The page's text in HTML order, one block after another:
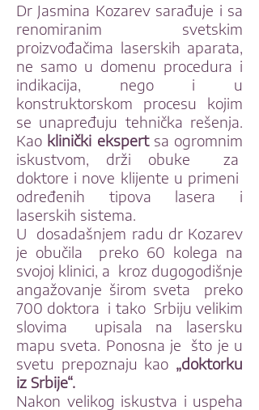
Dr Jasmina Kozarev sarađuje i sa
renomiranim svetskim
proizvođačima laserskih aparata,
ne samo u domenu procedura i
indikacija, nego i u
konstruktorskom procesu kojim
se unapređuju tehnička rešenja.
Kao klinički ekspertsa ogromnim
iskustvom, drži obuke za
doktore i nove klijente u primeni
određenih tipova lasera i
laserskih sistema.
U dosadašnjem radu dr Kozarev
je obučila preko 60 kolega na
svojoj klinici, a kroz dugogodišnje
angažovanje širom sveta preko
700 doktora i tako Srbiju velikim
slovima upisala na lasersku
mapu sveta. Ponosna je što je u
svetu prepoznaju kao „doktorku
iz Srbije“.
Nakon velikog iskustva i uspeha